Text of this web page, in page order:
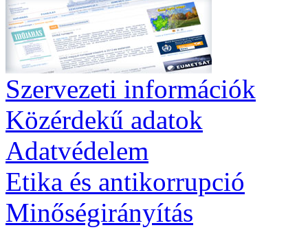
Szervezeti információk
Közérdekű adatok
Adatvédelem
Etika és antikorrupció
Minőségirányítás